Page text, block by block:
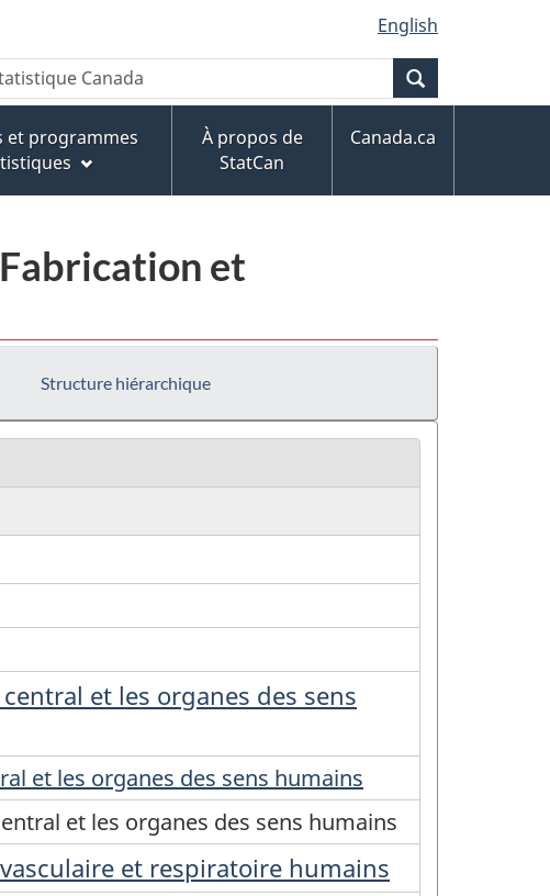
English
et programmes
À propos de
StatCan
Canada.ca
et
Structure hiérarchique
et les organes des sens
et les organes des sens humains
et les organes des sens humains
et respiratoire humains